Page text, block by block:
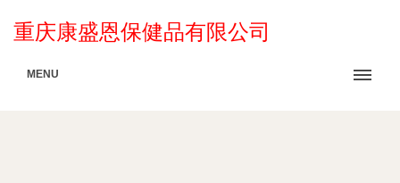
重庆康盛恩保健品有限公司
MENU